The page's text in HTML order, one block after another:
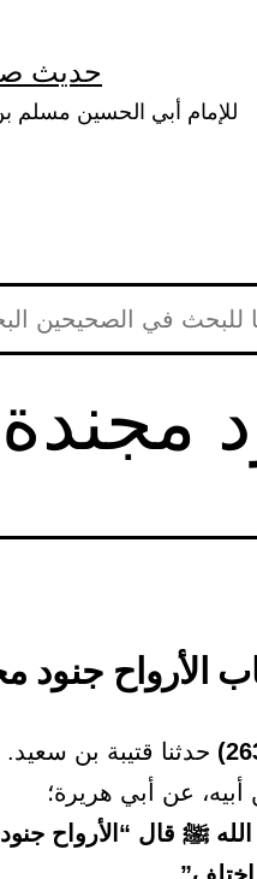
حديث
للإمام أبي الحسين مسلم
مجندة
حدثنا قتيبة بن
عن أبي هريرة؛
ﷺ قال “الأرواح